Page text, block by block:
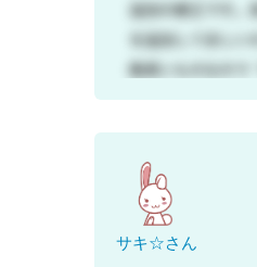
サキ☆さん